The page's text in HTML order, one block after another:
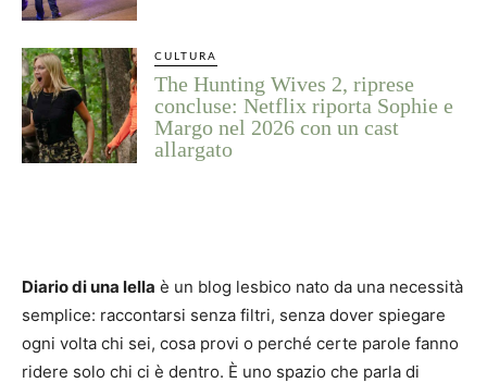
CULTURA
The Hunting Wives 2, riprese
concluse: Netflix riporta Sophie e
Margo nel 2026 con un cast
allargato
Diario di una lella è un blog lesbico nato da una necessità
semplice: raccontarsi senza filtri, senza dover spiegare
ogni volta chi sei, cosa provi o perché certe parole fanno
ridere solo chi ci è dentro. È uno spazio che parla di